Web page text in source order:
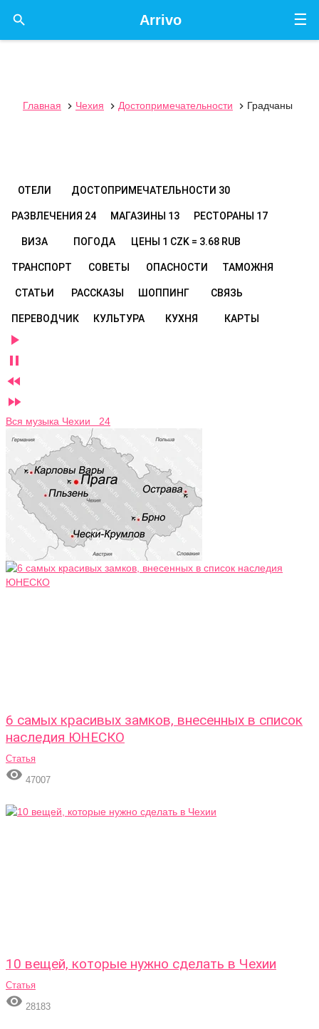
☰
Arrivo

Главная  Чехия  Достопримечательности  Градчаны
ОТЕЛИ ДОСТОПРИМЕЧАТЕЛЬНОСТИ 30
РАЗВЛЕЧЕНИЯ 24 МАГАЗИНЫ 13 РЕСТОРАНЫ 17
ВИЗА ПОГОДА ЦЕНЫ 1 CZK = 3.68 RUB
ТРАНСПОРТ СОВЕТЫ ОПАСНОСТИ ТАМОЖНЯ
СТАТЬИ РАССКАЗЫ ШОППИНГ СВЯЗЬ
ПЕРЕВОДЧИК КУЛЬТУРА КУХНЯ КАРТЫ




Вся музыка Чехии 24
6 самых красивых замков, внесенных в список
наследия ЮНЕСКО
Статья
 47007
10 вещей, которые нужно сделать в Чехии
Статья
 28183